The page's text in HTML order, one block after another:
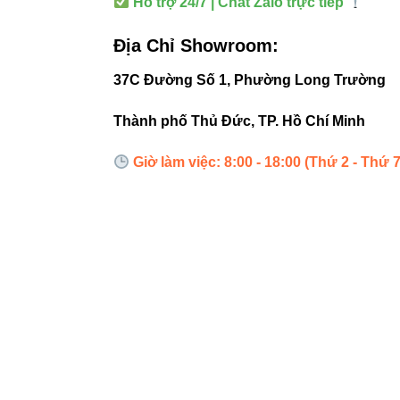
Gợi ý
Đèn led
Đèn led rọi
Địa Chỉ Showroom:
37C Đường Số 1, Phường Long Trường
Thành phố Thủ Đức, TP. Hồ Chí Minh
Giờ làm việc: 8:00 - 18:00 (Thứ 2 - Thứ